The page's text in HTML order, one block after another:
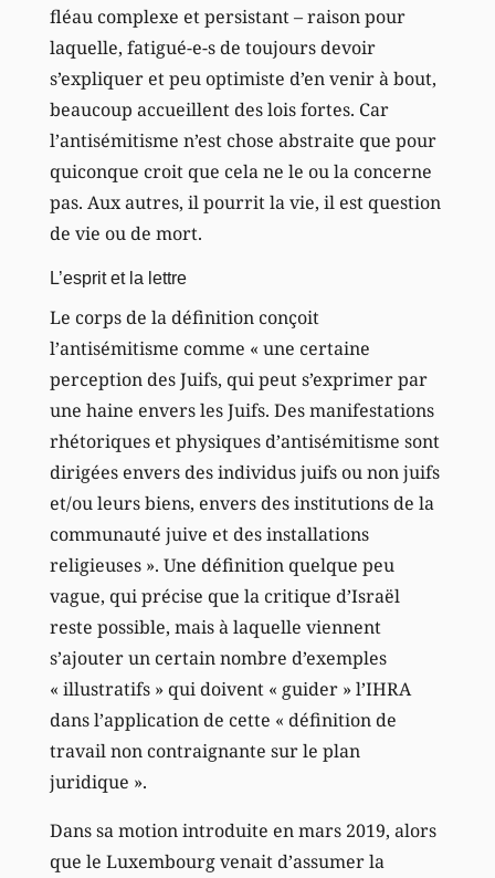
fléau complexe et persistant – raison pour
laquelle, fatigué-e-s de toujours devoir
s’expliquer et peu optimiste d’en venir à bout,
beaucoup accueillent des lois fortes. Car
l’antisémitisme n’est chose abstraite que pour
quiconque croit que cela ne le ou la concerne
pas. Aux autres, il pourrit la vie, il est question
de vie ou de mort.
L’esprit et la lettre
Le corps de la définition conçoit
l’antisémitisme comme « une certaine
perception des Juifs, qui peut s’exprimer par
une haine envers les Juifs. Des manifestations
rhétoriques et physiques d’antisémitisme sont
dirigées envers des individus juifs ou non juifs
et/ou leurs biens, envers des institutions de la
communauté juive et des installations
religieuses ». Une définition quelque peu
vague, qui précise que la critique d’Israël
reste possible, mais à laquelle viennent
s’ajouter un certain nombre d’exemples
« illustratifs » qui doivent « guider » l’IHRA
dans l’application de cette « définition de
travail non contraignante sur le plan
juridique ».
Dans sa motion introduite en mars 2019, alors
que le Luxembourg venait d’assumer la